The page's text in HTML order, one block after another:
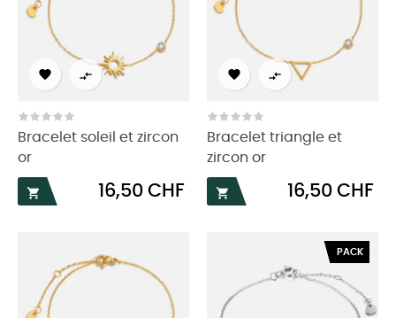
 
Bracelet soleil et zircon
or

Prix
16,50 CHF
 
Bracelet triangle et
zircon or

Prix
16,50 CHF
PACK